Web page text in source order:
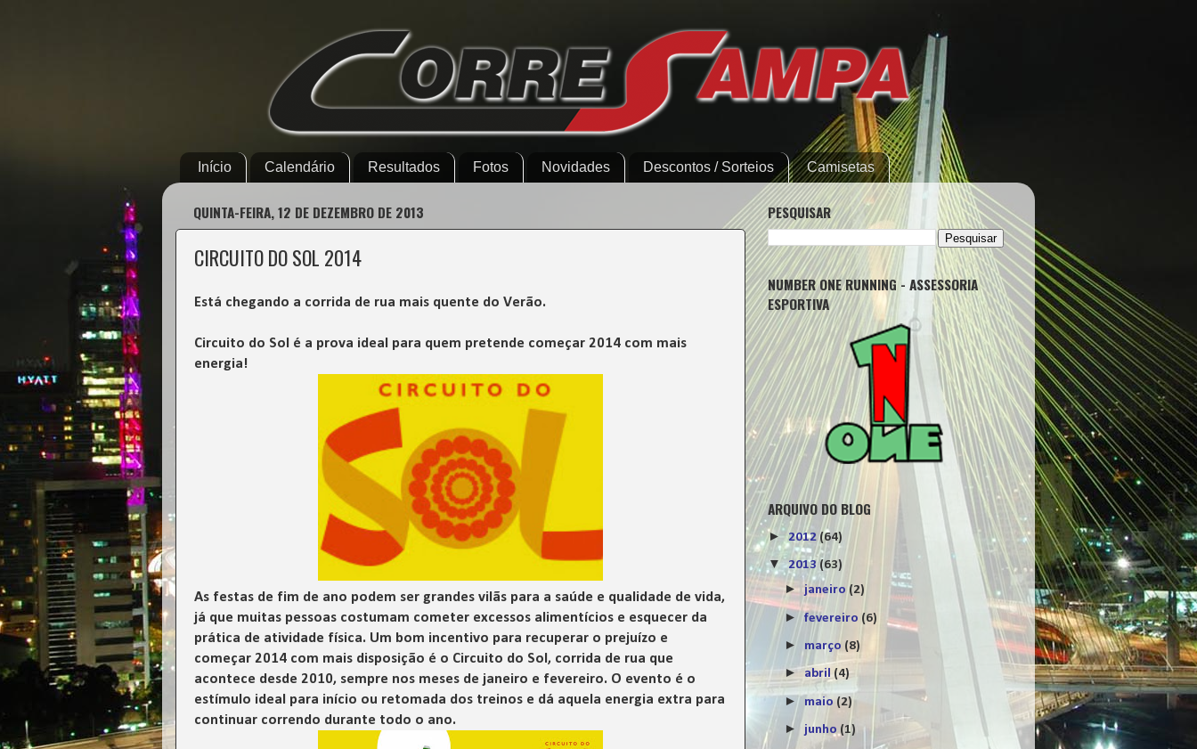
Início Calendário Resultados Fotos Novidades Descontos / Sorteios Camisetas
QUINTA-FEIRA, 12 DE DEZEMBRO DE 2013
CIRCUITO DO SOL 2014
Está chegando a corrida de rua mais quente do Verão.
Circuito do Sol é a prova ideal para quem pretende começar 2014 com mais
energia!
As festas de fim de ano podem ser grandes vilãs para a saúde e qualidade de vida,
já que muitas pessoas costumam cometer excessos alimentícios e esquecer da
prática de atividade física. Um bom incentivo para recuperar o prejuízo e
começar 2014 com mais disposição é o Circuito do Sol, corrida de rua que
acontece desde 2010, sempre nos meses de janeiro e fevereiro. O evento é o
estímulo ideal para início ou retomada dos treinos e dá aquela energia extra para
continuar correndo durante todo o ano.
PESQUISAR
NUMBER ONE RUNNING - ASSESSORIA
ESPORTIVA
ARQUIVO DO BLOG
►2012(64)
▼2013(63)
►janeiro(2)
►fevereiro (6)
► março (8)
►abril (4)
► maio (2)
► junho (1)